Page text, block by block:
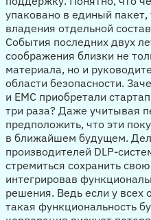
упаковано в единый
владения отдельной
События последних двух
соображения близки не
материала, но и
области безопасности.
и EMC приобретали
три раза? Даже учитывая
предположить, что эти
в ближайшем будущем.
производителей DLP-
стремиться сохранить
интегрировав
решения. Ведь если у всех
такая функциональность